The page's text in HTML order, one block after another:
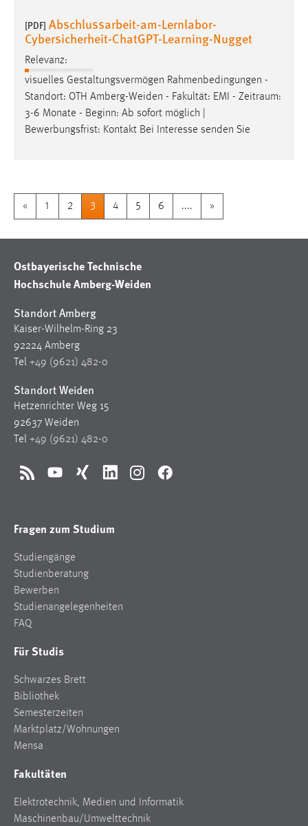
[PDF] Abschlussarbeit-am-Lernlabor-
Cybersicherheit-ChatGPT-Learning-Nugget
Relevanz:
visuelles Gestaltungsvermögen Rahmenbedingungen -
Standort: OTH Amberg-Weiden - Fakultät: EMI - Zeitraum:
3-6 Monate - Beginn: Ab sofort möglich |
Bewerbungsfrist: Kontakt Bei Interesse senden Sie
« 1 2 3 4 5 6 .... »
Ostbayerische Technische
Hochschule Amberg-Weiden
Standort Amberg
Kaiser-Wilhelm-Ring 23
92224 Amberg
Tel +49 (9621) 482-0
Standort Weiden
Hetzenrichter Weg 15
92637 Weiden
Tel +49 (9621) 482-0
RSS YouTubeXing LinkedInInstagramFacebook
Fragen zum Studium
Studiengänge
Studienberatung
Bewerben
Studienangelegenheiten
FAQ
Für Studis
Schwarzes Brett
Bibliothek
Semesterzeiten
Marktplatz/Wohnungen
Mensa
Fakultäten
Elektrotechnik, Medien und Informatik
Maschinenbau/Umwelttechnik